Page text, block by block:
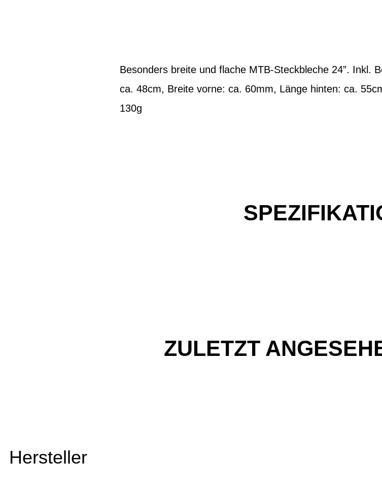
Besonders breite und flache MTB-Steckbleche 24”. Inkl.
ca. 48cm, Breite vorne: ca. 60mm, Länge hinten: ca.
130g
ZULETZT
Hersteller